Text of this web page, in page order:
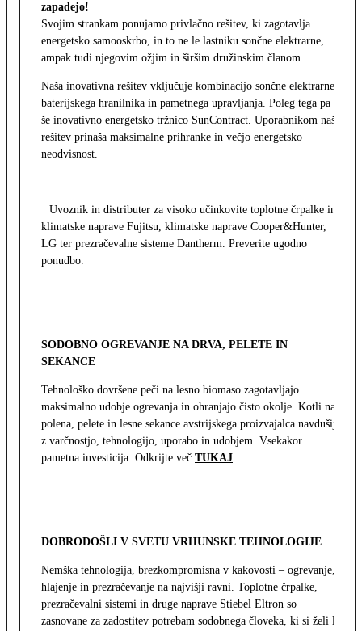
zapadejo!
Svojim strankam ponujamo privlačno rešitev, ki zagotavlja
energetsko samooskrbo, in to ne le lastniku sončne elektrarne,
ampak tudi njegovim ožjim in širšim družinskim članom.
Naša inovativna rešitev vključuje kombinacijo sončne elektrarne,
baterijskega hranilnika in pametnega upravljanja. Poleg tega pa
še inovativno energetsko tržnico SunContract. Uporabnikom naša
rešitev prinaša maksimalne prihranke in večjo energetsko
neodvisnost.
Uvoznik in distributer za visoko učinkovite toplotne črpalke in
klimatske naprave Fujitsu, klimatske naprave Cooper&Hunter,
LG ter prezračevalne sisteme Dantherm. Preverite ugodno
ponudbo.
SODOBNO OGREVANJE NA DRVA, PELETE IN
SEKANCE
Tehnološko dovršene peči na lesno biomaso zagotavljajo
maksimalno udobje ogrevanja in ohranjajo čisto okolje. Kotli na
polena, pelete in lesne sekance avstrijskega proizvajalca navdušijo
z varčnostjo, tehnologijo, uporabo in udobjem. Vsekakor
pametna investicija. Odkrijte več TUKAJ.
DOBRODOŠLI V SVETU VRHUNSKE TEHNOLOGIJE
Nemška tehnologija, brezkompromisna v kakovosti – ogrevanje,
hlajenje in prezračevanje na najvišji ravni. Toplotne črpalke,
prezračevalni sistemi in druge naprave Stiebel Eltron so
zasnovane za zadostitev potrebam sodobnega človeka, ki si želi le